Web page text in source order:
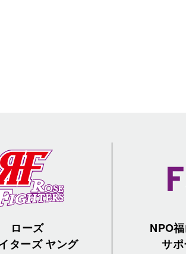
ローズ
ターズ ヤング
NPO
サ